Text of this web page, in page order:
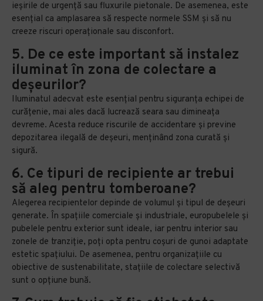
ieșirile de urgență sau fluxurile pietonale. De asemenea, este
esențial ca amplasarea să respecte normele SSM și să nu
creeze riscuri operaționale sau disconfort.
5. De ce este important să instalez
iluminat în zona de colectare a
deșeurilor?
Iluminatul adecvat este esențial pentru siguranța echipei de
curățenie, mai ales dacă lucrează seara sau dimineața
devreme. Acesta reduce riscurile de accidentare și previne
depozitarea ilegală de deșeuri, menținând zona curată și
sigură.
6. Ce tipuri de recipiente ar trebui
să aleg pentru tomberoane?
Alegerea recipientelor depinde de volumul și tipul de deșeuri
generate. În spațiile comerciale și industriale, europubelele și
pubelele pentru exterior sunt ideale, iar pentru interior sau
zonele de tranziție, poți opta pentru coșuri de gunoi adaptate
estetic spațiului. De asemenea, pentru organizațiile cu
obiective de sustenabilitate, stațiile de colectare selectivă
sunt o opțiune bună.